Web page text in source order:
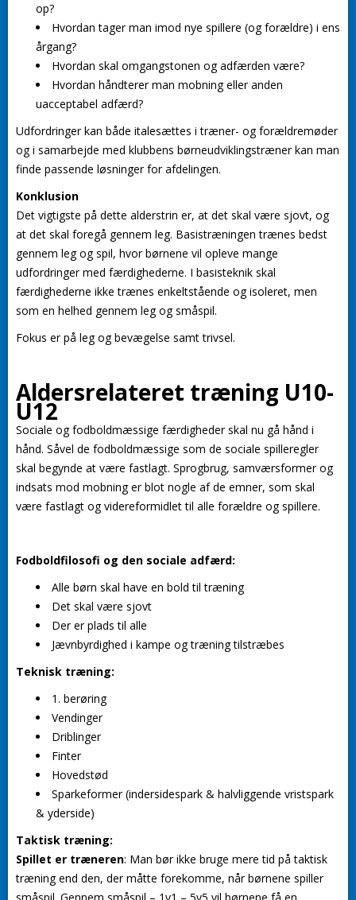
op?
Hvordan tager man imod nye spillere (og forældre) i ens
årgang?
Hvordan skal omgangstonen og adfærden være?
Hvordan håndterer man mobning eller anden
uacceptabel adfærd?
Udfordringer kan både italesættes i træner- og forældremøder
og i samarbejde med klubbens børneudviklingstræner kan man
finde passende løsninger for afdelingen.
Konklusion
Det vigtigste på dette alderstrin er, at det skal være sjovt, og
at det skal foregå gennem leg. Basistræningen trænes bedst
gennem leg og spil, hvor børnene vil opleve mange
udfordringer med færdighederne. I basisteknik skal
færdighederne ikke trænes enkeltstående og isoleret, men
som en helhed gennem leg og småspil.
Fokus er på leg og bevægelse samt trivsel.
Aldersrelateret træning U10-
U12
Sociale og fodboldmæssige færdigheder skal nu gå hånd i
hånd. Såvel de fodboldmæssige som de sociale spilleregler
skal begynde at være fastlagt. Sprogbrug, samværsformer og
indsats mod mobning er blot nogle af de emner, som skal
være fastlagt og videreformidlet til alle forældre og spillere.
Fodboldfilosofi og den sociale adfærd:
Alle børn skal have en bold til træning
Det skal være sjovt
Der er plads til alle
Jævnbyrdighed i kampe og træning tilstræbes
Teknisk træning:
1. berøring
Vendinger
Driblinger
Finter
Hovedstød
Sparkeformer (indersidespark & halvliggende vristspark
& yderside)
Taktisk træning:
Spillet er træneren: Man bør ikke bruge mere tid på taktisk
træning end den, der måtte forekomme, når børnene spiller